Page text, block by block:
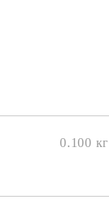
0.100 кг